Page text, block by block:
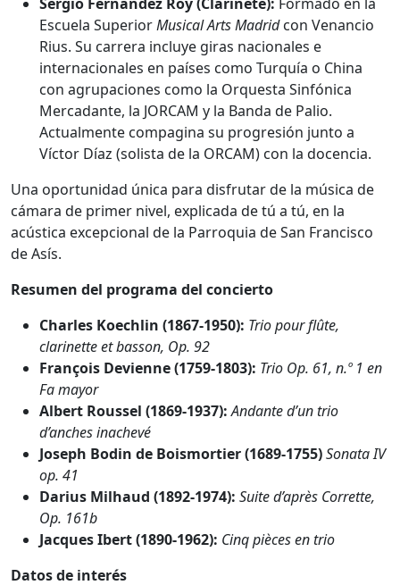
Escuela SuperiorMusical Arts Madridcon Venancio
Rius. Su carrera incluye giras nacionales e
internacionales en países como Turquía o China
con agrupaciones como la Orquesta Sinfónica
Mercadante, la JORCAM y la Banda de Palio.
Actualmente compagina su progresión junto a
Víctor Díaz (solista de la ORCAM) con la docencia.
Una oportunidad única para disfrutar de la música de
cámara de primer nivel, explicada de tú a tú, en la
acústica excepcional de la Parroquia de San Francisco
de Asís.
Resumen del programa del concierto
Charles Koechlin (1867-1950): Trio pour flûte,
clarinette et basson, Op. 92
François Devienne (1759-1803): Trio Op. 61, n.º 1 en
Fa mayor
Albert Roussel (1869-1937): Andante d’un trio
d’anches inachevé
Joseph Bodin de Boismortier (1689-1755)Sonata IV
op. 41
Darius Milhaud (1892-1974): Suite d’après Corrette,
Op. 161b
Jacques Ibert (1890-1962): Cinq pièces en trio
Datos de interés